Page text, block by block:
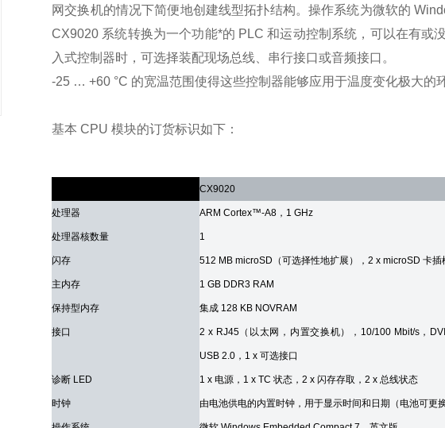
网交换机的情况下简便地创建线型拓扑结构。操作系统为微软的
CX9020 系统转换为一个功能*的 PLC 和运动控制系统，可以在有或
入式控制器时，可选择装配现场总线、串行接口或音频接口。
-25 … +60 °C 的宽温范围使得这些控制器能够应用于温度变化极大的
基本 CPU 模块的订货标识如下：
CX9020
处理器 ARM Cortex™-A8，1 GHz
处理器核数量 1
闪存 512 MB microSD（可选择性地扩展），2 x microSD 卡插
主内存 1 GB DDR3 RAM
保持型内存 集成 128 KB NOVRAM
接口 2 x RJ45（以太网，内置交换机），10/100 Mbit/s，
USB 2.0，1 x 可选接口
诊断 LED 1 x 电源，1 x TC 状态，2 x 闪存存取，2 x 总线状态
时钟 由电池供电的内置时钟，用于显示时间和日期（电池可更换